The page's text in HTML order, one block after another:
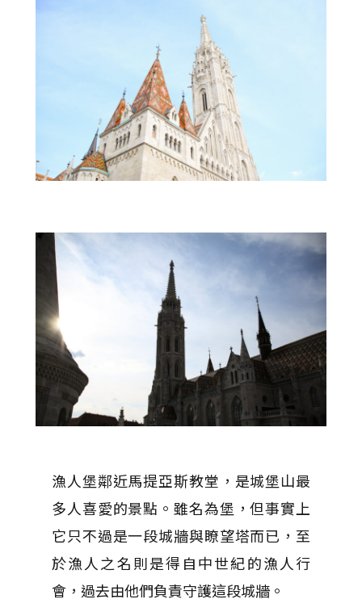
漁人堡鄰近馬提亞斯教堂，是城堡山最
多人喜愛的景點。雖名為堡，但事實上
它只不過是一段城牆與瞭望塔而已，至
於漁人之名則是得自中世紀的漁人行
會，過去由他們負責守護這段城牆。